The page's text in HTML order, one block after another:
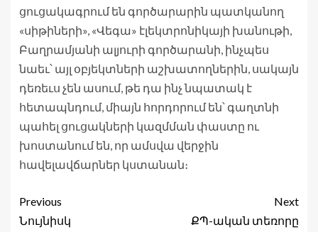
ցուցակագրում են գործարարին պատկանող
«սիթիների», «Վեգա» էլեկտրոնիկայի խանութի,
Բաղրամյանի ալյուրի գործարանի, ինչպես
նաեւ՝ այլ օբյեկտների աշխատողներին, սակայն
դեռեւս չեն ասում, թե դա ինչ նպատակ է
հետապնդում, միայն հորդորում են՝ գաղտնի
պահել ցուցակների կազմման փաստը ու
խոստանում են, որ ամսվա վերջին
հավելավճարներ կստանան։
Previous
Նույնիսկ
Next
ՔՊ-ական տեռորը